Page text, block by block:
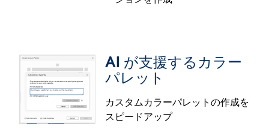
はもうありません。半径の値を設定するだけで丸み
のあるシンプルな角が作れるほか、極端な値を使っ
て異なる形状を作ることも可能です。
丸みのある角の機能は、Tableau Desktop、
Tableau Cloud、Tableau Public で一般提供されま
アクセシブルなビジュアライゼーシ
AI が支援するカラー
パレット
カスタムカラーパレットの作成を
スピードアップ